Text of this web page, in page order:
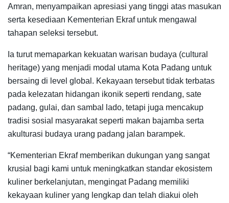
Amran, menyampaikan apresiasi yang tinggi atas masukan
serta kesediaan Kementerian Ekraf untuk mengawal
tahapan seleksi tersebut.
Ia turut memaparkan kekuatan warisan budaya (cultural
heritage) yang menjadi modal utama Kota Padang untuk
bersaing di level global. Kekayaan tersebut tidak terbatas
pada kelezatan hidangan ikonik seperti rendang, sate
padang, gulai, dan sambal lado, tetapi juga mencakup
tradisi sosial masyarakat seperti makan bajamba serta
akulturasi budaya urang padang jalan barampek.
“Kementerian Ekraf memberikan dukungan yang sangat
krusial bagi kami untuk meningkatkan standar ekosistem
kuliner berkelanjutan, mengingat Padang memiliki
kekayaan kuliner yang lengkap dan telah diakui oleh